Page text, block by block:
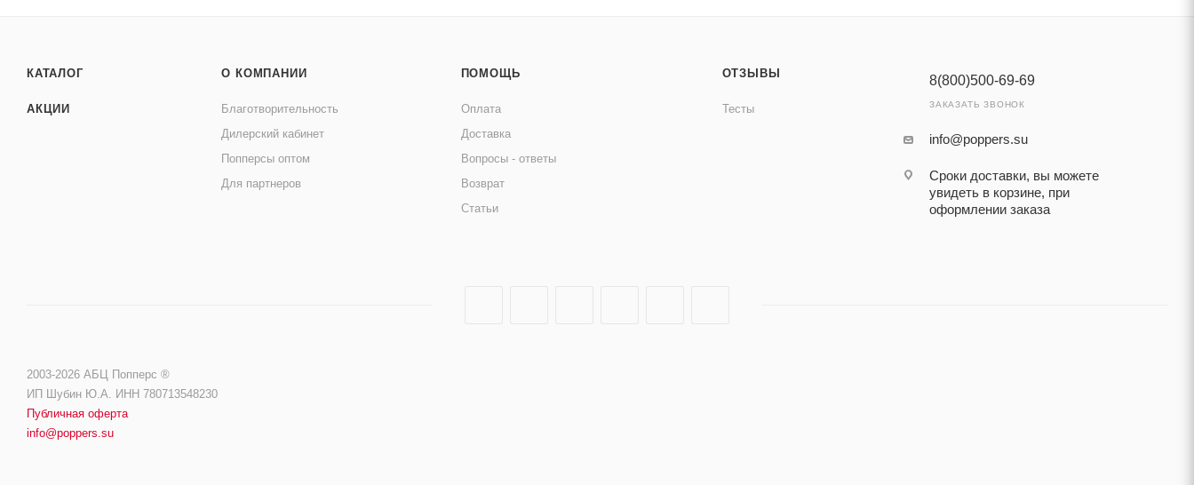
КАТАЛОГ
АКЦИИ
О КОМПАНИИ
Благотворительность
Дилерский кабинет
Попперсы оптом
Для партнеров
ПОМОЩЬ
Оплата
Доставка
Вопросы - ответы
Возврат
Статьи
ОТЗЫВЫ
Тесты
8(800)500-69-69
ЗАКАЗАТЬ ЗВОНОК
info@poppers.su
Сроки доставки, вы можете
увидеть в корзине, при
оформлении заказа
2003-2026 АБЦ Попперс ®️️
ИП Шубин Ю.А. ИНН 780713548230
Публичная оферта
info@poppers.su